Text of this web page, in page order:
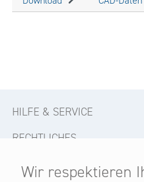
HILFE & SERVICE
RECHTLICHES
KONTAKT
Wir respektieren